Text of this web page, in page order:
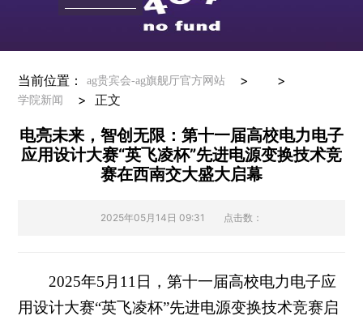
当前位置： ag贵宾会-ag旗舰厅官方网站 > >
学院新闻 > 正文
电亮未来，智创无限：第十一届高校电力电子
应用设计大赛“英飞凌杯”先进电源变换技术竞
赛在西南交大盛大启幕
2025年05月14日 09:31 点击数：
2025年5月11日，第十一届高校电力电子应
用设计大赛“英飞凌杯”先进电源变换技术竞赛启